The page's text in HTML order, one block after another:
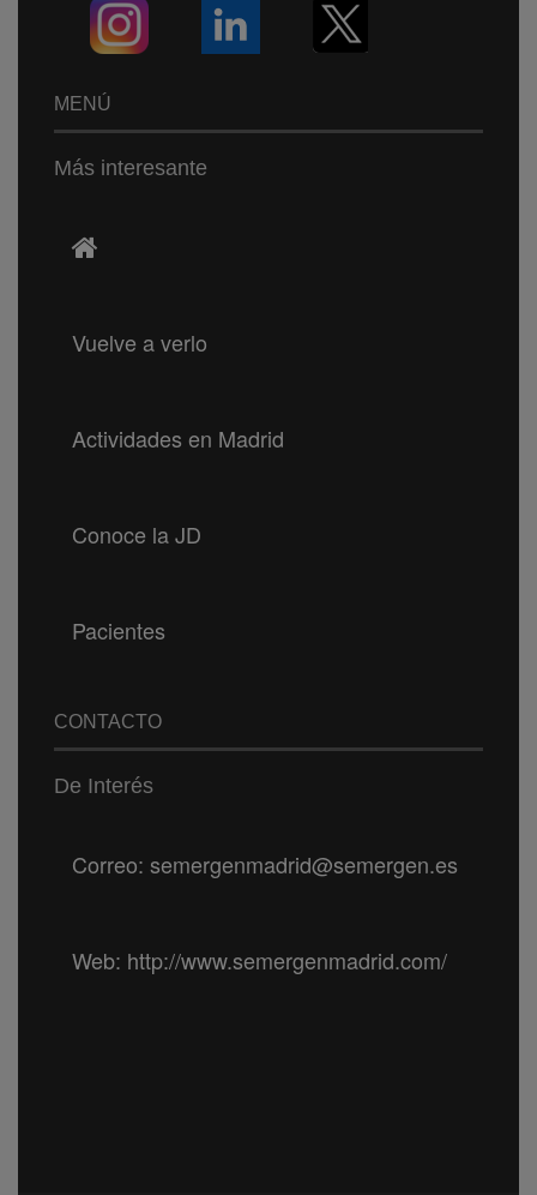
MENÚ
Más interesante
Vuelve a verlo
Actividades en Madrid
Conoce la JD
Pacientes
CONTACTO
De Interés
Correo: semergenmadrid@semergen.es
Web: http://www.semergenmadrid.com/